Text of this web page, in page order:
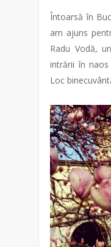
Întoarsă în
am ajuns
Radu Vodă,
intrării în
Loc